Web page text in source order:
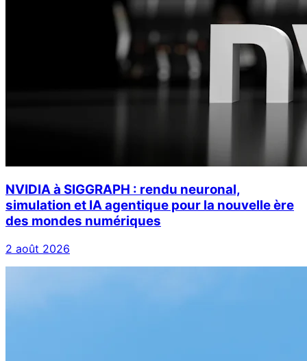
NVIDIA à SIGGRAPH : rendu neuronal,
simulation et IA agentique pour la nouvelle ère
des mondes numériques
2 août 2026